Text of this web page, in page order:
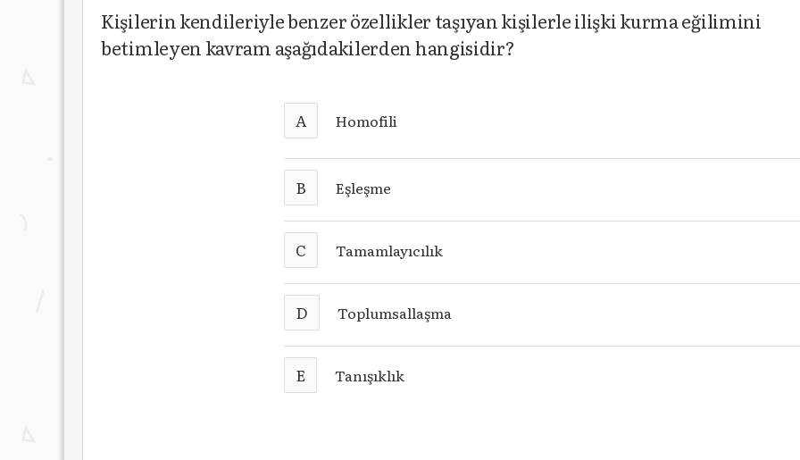
Kişilerin kendileriyle benzer özellikler taşıyan kişilerle ilişki kurma eğilimini
betimleyen kavram aşağıdakilerden hangisidir?
A Homofili
B Eşleşme
C Tamamlayıcılık
D Toplumsallaşma
E Tanışıklık